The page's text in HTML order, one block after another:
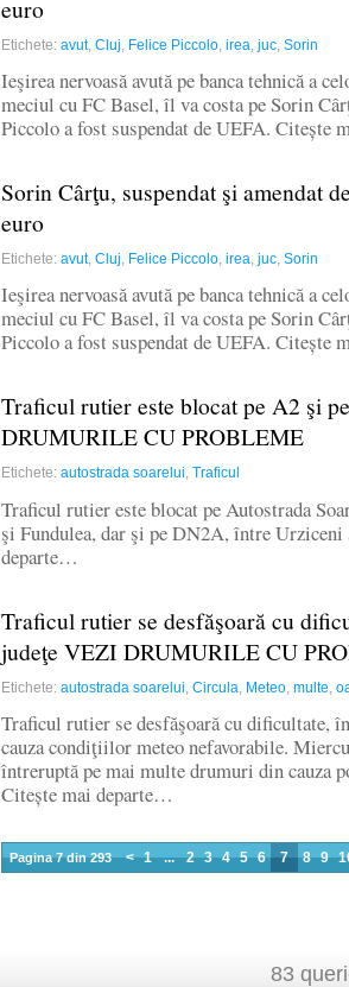
euro
Etichete: avut, Cluj Felice Piccolo irea juc Sorin
Ieşirea nervoasă avută pe banca tehnică a
meciul cu FC Basel, îl va costa pe Sorin
Piccolo a fost suspendat de UEFA. Citește
Sorin Cârţu, suspendat şi amendat
euro
Etichete: avut, Cluj Felice Piccolo irea juc Sorin
Ieşirea nervoasă avută pe banca tehnică a
meciul cu FC Basel, îl va costa pe Sorin
Piccolo a fost suspendat de UEFA. Citește
Traficul rutier este blocat pe A2 şi
DRUMURILE CU PROBLEME
Etichete: autostrada soarelui Traficul
Traficul rutier este blocat pe Autostrada
şi Fundulea, dar şi pe DN2A, între
departe…
Traficul rutier se desfăşoară cu
judeţe VEZI DRUMURILE CU
Etichete: autostrada soarelui Circula Meteo multe
Traficul rutier se desfăşoară cu dificultate,
cauza condiţiilor meteo nefavorabile.
întreruptă pe mai multe drumuri din cauza
Citește mai departe…
Pagina 7 din 293 < 1 ... 2 3 4 5 6 7 8 9
83